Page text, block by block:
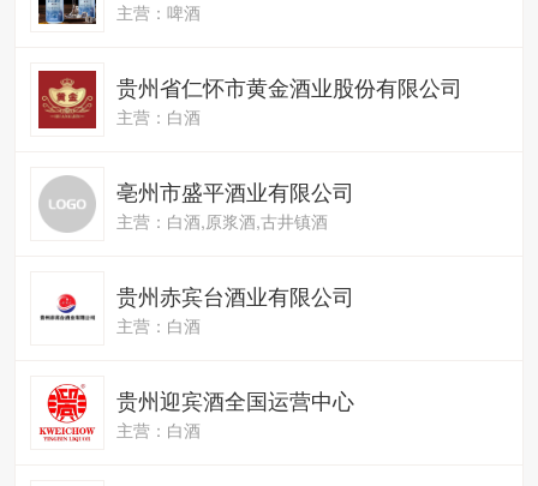
主营：啤酒
贵州省仁怀市黄金酒业股份有限公司
主营：白酒
亳州市盛平酒业有限公司
主营：白酒,原浆酒,古井镇酒
贵州赤宾台酒业有限公司
主营：白酒
贵州迎宾酒全国运营中心
主营：白酒